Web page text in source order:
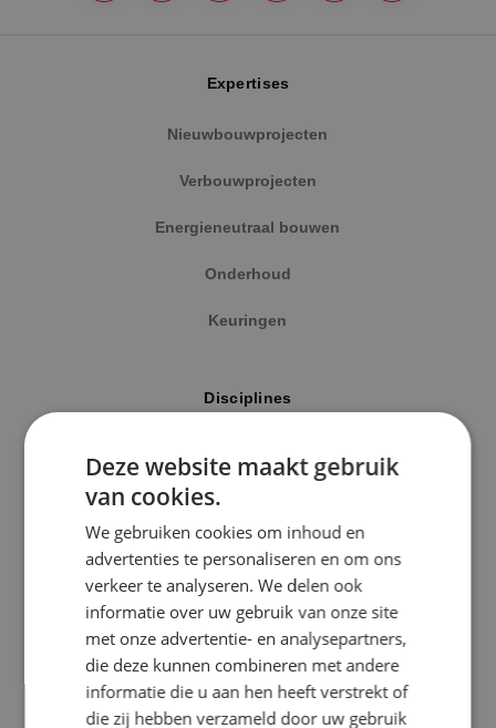
Kaatsheuvel
Sprundel
Specialisme
Beveiligingstechniek
Elektrotechniek
Energietechniek
Expertises
Nieuwbouwprojecten
Verbouwprojecten
Energieneutraal bouwen
Onderhoud
Keuringen
Disciplines
Werktuigbouwkunde
Energietechniek
Beveiligingstechniek
Uitgelicht
Klimaatinstallaties
Deze website maakt gebruik
van cookies.
We gebruiken cookies om inhoud en
advertenties te personaliseren en om ons
verkeer te analyseren. We delen ook
informatie over uw gebruik van onze site
met onze advertentie- en analysepartners,
die deze kunnen combineren met andere
informatie die u aan hen heeft verstrekt of
die zij hebben verzameld door uw gebruik